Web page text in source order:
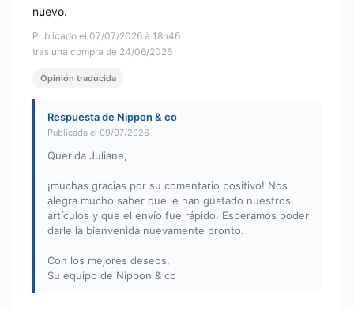
Publicado el 07/07/2026 à 18h46
tras una compra de 24/06/2026
nuevo.
Opinión traducida
Respuesta de Nippon & co
Publicada el 09/07/2026
Querida Juliane,
¡muchas gracias por su comentario positivo! Nos
alegra mucho saber que le han gustado nuestros
artículos y que el envío fue rápido. Esperamos poder
darle la bienvenida nuevamente pronto.
Con los mejores deseos,
Su equipo de Nippon & co